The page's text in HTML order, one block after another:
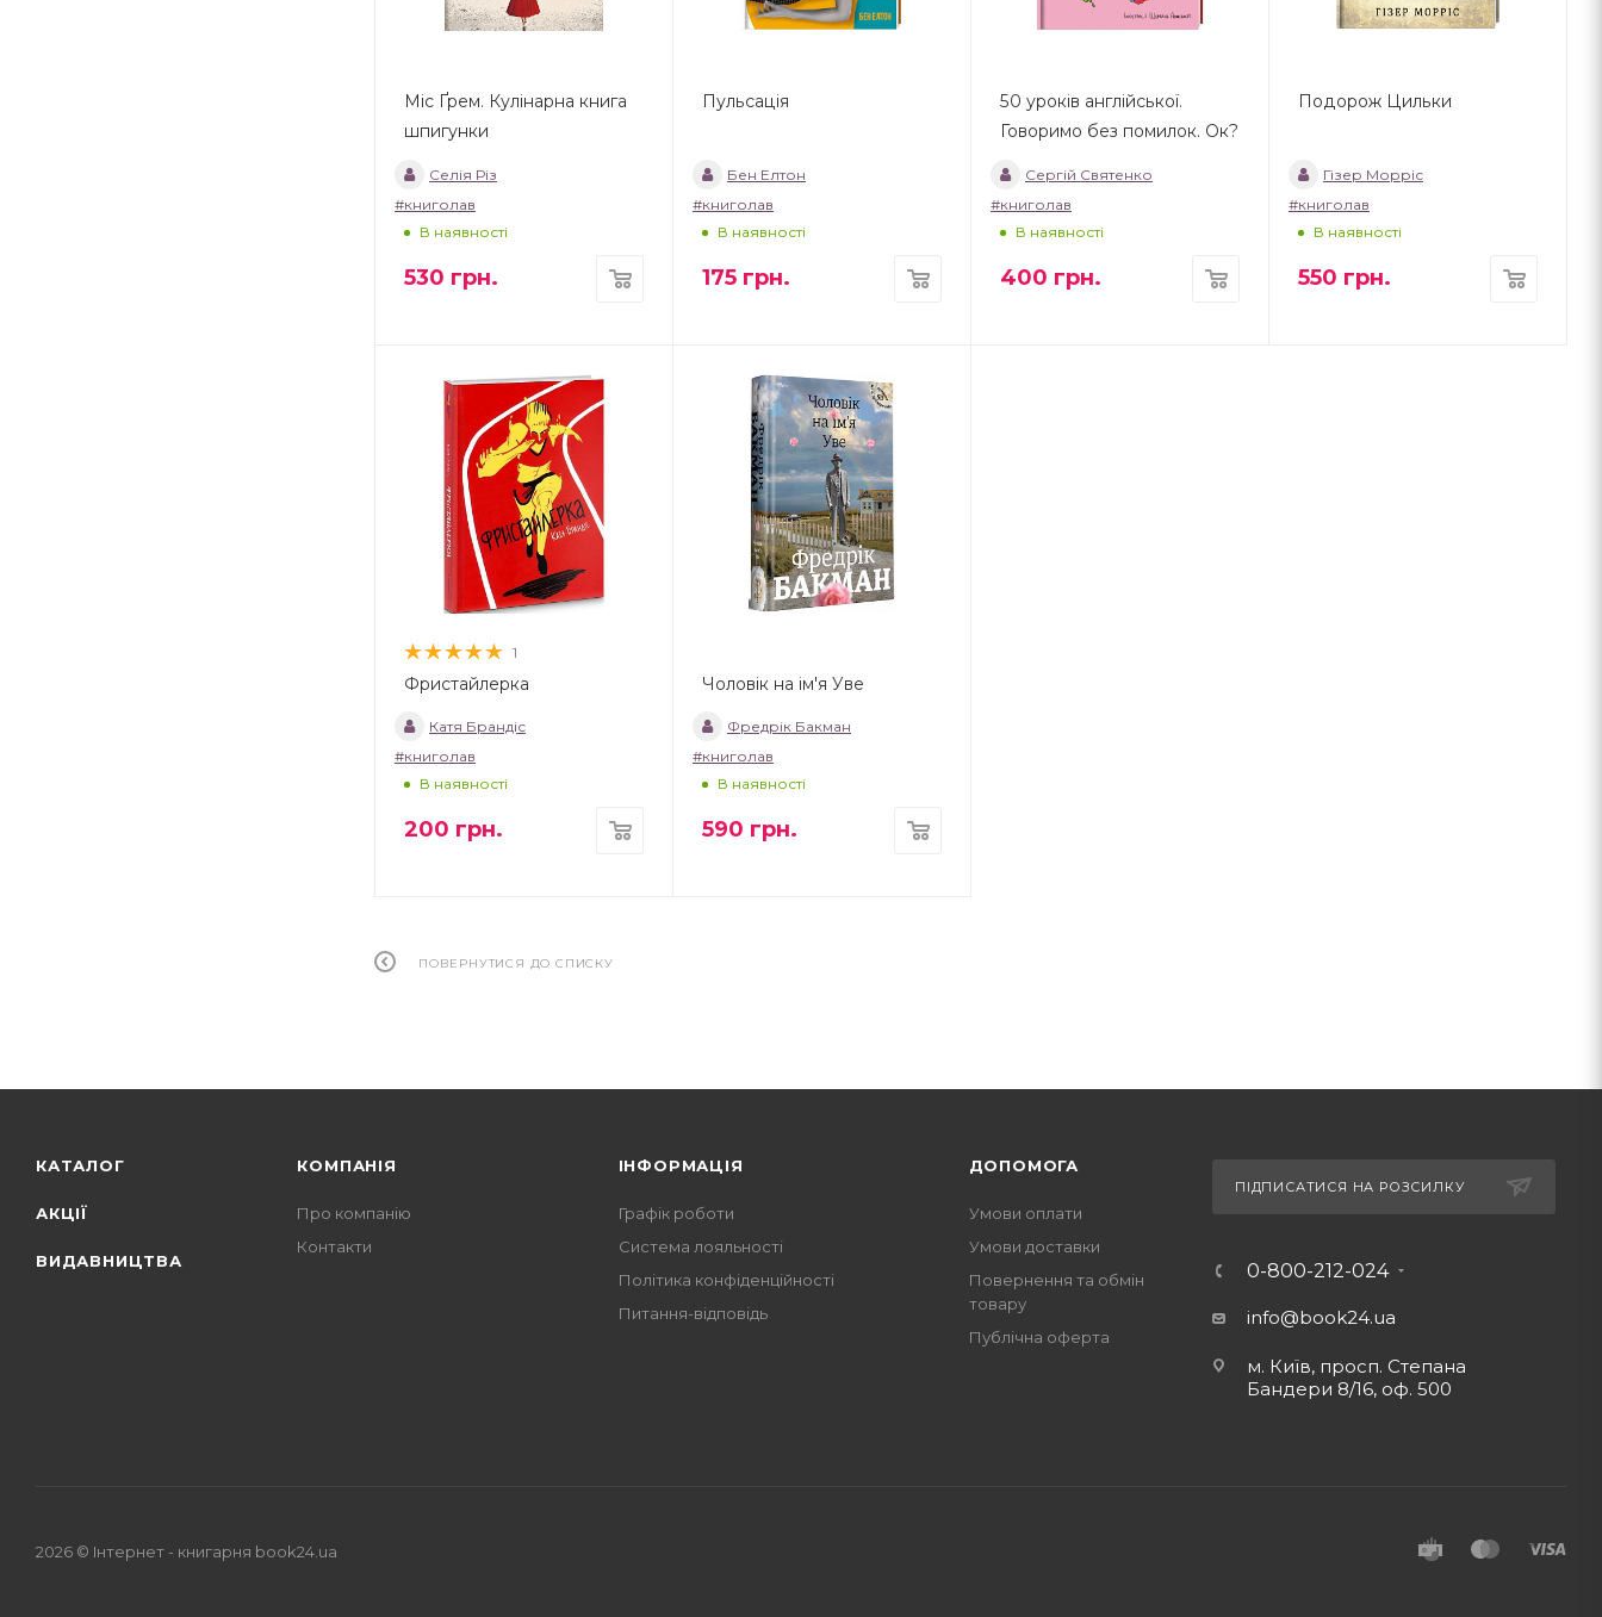
Міс Ґрем. Кулінарна книга
шпигунки
Селія Різ
#книголав
В наявності
530 грн.
Пульсація
Бен Елтон
#книголав
В наявності
175 грн.
50 уроків англійської.
Говоримо без помилок. Ок?
Сергій Святенко
#книголав
В наявності
400 грн.
Подорож Цильки
Гізер Морріс
#книголав
В наявності
550 грн.
1
Фристайлерка
Катя Брандіс
#книголав
В наявності
200 грн.
Чоловік на ім'я Уве
Фредрік Бакман
#книголав
В наявності
590 грн.
ПОВЕРНУТИСЯ ДО СПИСКУ
КАТАЛОГ
АКЦІЇ
ВИДАВНИЦТВА
КОМПАНІЯ
Про компанію
Контакти
ІНФОРМАЦІЯ
Графік роботи
Система лояльності
Політика конфіденційності
Питання-відповідь
ДОПОМОГА
Умови оплати
Умови доставки
Повернення та обмін
товару
Публічна оферта
ПІДПИСАТИСЯ НА РОЗСИЛКУ
0-800-212-024
info@book24.ua
м. Київ, просп. Степана
Бандери 8/16, оф. 500
2026 © Iнтернет - книгарня book24.ua